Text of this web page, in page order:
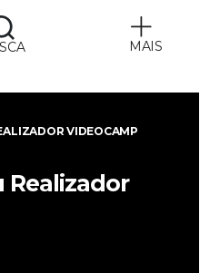
MAIS
VIDEOCAMP
Realizador